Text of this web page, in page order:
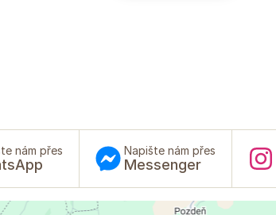
nám přes Napište nám přes
Messenger